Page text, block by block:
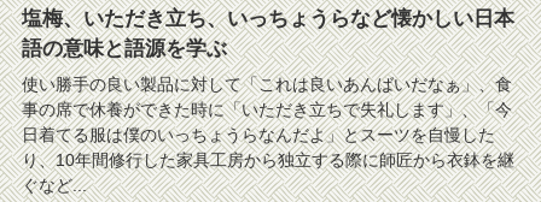
塩梅、いただき立ち、いっちょうらなど懐かしい日本
語の意味と語源を学ぶ
使い勝手の良い製品に対して「これは良いあんばいだなぁ」、食
事の席で休養ができた時に「いただき立ちで失礼します」、「今
日着てる服は僕のいっちょうらなんだよ」とスーツを自慢した
り、10年間修行した家具工房から独立する際に師匠から衣鉢を継
ぐなど...